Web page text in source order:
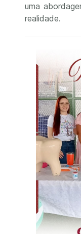
uma
realidade.